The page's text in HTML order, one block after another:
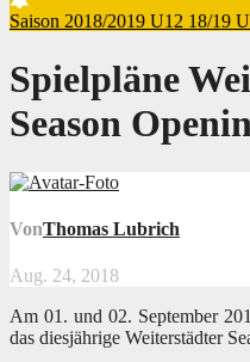
Saison 2018/2019 U12 18/19
Spielpläne
Season
VonThomas Lubrich
Aug. 24, 2018
Am 01. und 02. September
das diesjährige Weiterstädter